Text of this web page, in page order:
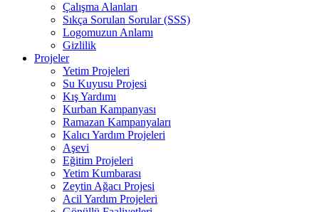
Çalışma Alanları
Sıkça Sorulan Sorular (SSS)
Logomuzun Anlamı
Gizlilik
Projeler
Yetim Projeleri
Su Kuyusu Projesi
Kış Yardımı
Kurban Kampanyası
Ramazan Kampanyaları
Kalıcı Yardım Projeleri
Aşevi
Eğitim Projeleri
Yetim Kumbarası
Zeytin Ağacı Projesi
Acil Yardım Projeleri